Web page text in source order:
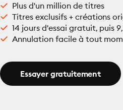
Plus d'un million de titres
Titres exclusifs + créations
14 jours d'essai gratuit, puis
Annulation facile à tout
Essayer gratuitement